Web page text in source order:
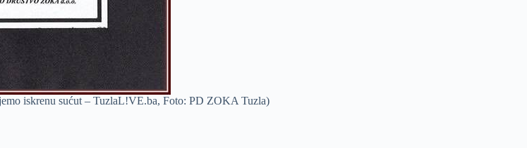
iskrenu sućut – TuzlaL!VE.ba, Foto: PD ZOKA Tuzla)